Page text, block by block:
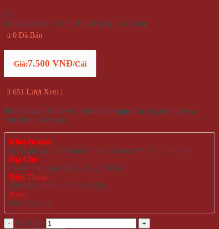
(5)
Mã Sản Phẩm: 31150 |Tình Trạng: Còn Hàng
0 Đã Bán
Giá:7.500 VNĐ/Cái
651 Lượt Xem
Nút gài kẹp chai beer cocktail úp ngược là sản phẩm bán tại
winwinshop88.com
Khuyến mại:
Miễn phí giao nội thành và tỉnh với hoá đơn trên >500.000
Địa Chỉ:
714/17 Nguyễn Trãi, P.11, Q.5 HCM
Điện Thoại:
028 6261 0065 - 0935 616 536
Zalo:
0935 616 536
Số lượng